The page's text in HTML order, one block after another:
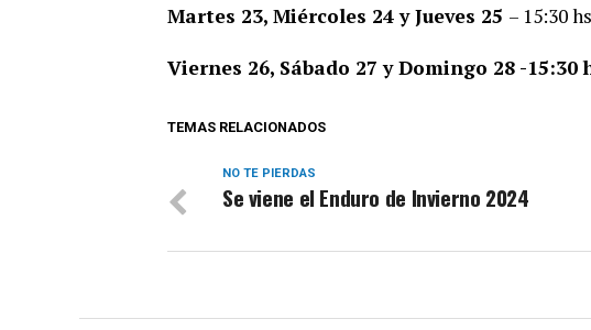
Martes 23, Miércoles 24 y Jueves 25 – 15:30
Viernes 26, Sábado 27 y Domingo 28 -15:30
TEMAS RELACIONADOS
NO TE PIERDAS
Se viene el Enduro de Invierno 2024